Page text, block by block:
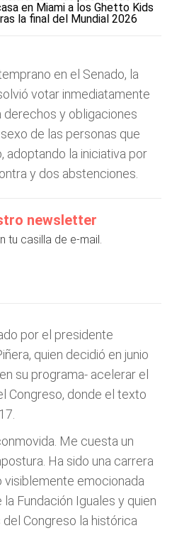
en Miami a los Ghetto Kids
la final del Mundial 2026
en el Senado, la
votar inmediatamente
y obligaciones
de las personas que
adoptando la iniciativa por
y dos abstenciones.
newsletter
tu casilla de e-mail.
por el presidente
quien decidió en junio
su programa- acelerar el
Congreso, donde el texto
Me cuesta un
Ha sido una carrera
visiblemente emocionada
Fundación Iguales y quien
Congreso la histórica